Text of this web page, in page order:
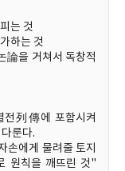
는 것
하는 것
論을 거쳐서 독창적
전列傳에 포함시켜
룬다.
손에게 물려줄 토지
원칙을 깨뜨린 것"